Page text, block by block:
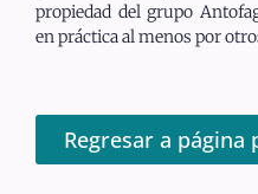
propiedad del grupo
en práctica al menos por
Regresar a página